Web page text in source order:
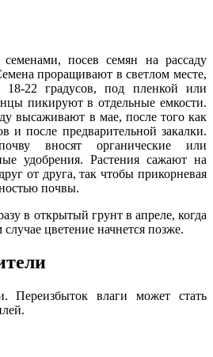
посев семян на рассаду
проращивают в светлом месте,
18-22 градусов, под пленкой или
пикируют в отдельные емкости.
высаживают в мае, после того как
и после предварительной закалки.
вносят органические или
удобрения. Растения сажают на
от друга, так чтобы прикорневая
почвы.
в открытый грунт в апреле, когда
цветение начнется позже.
Переизбыток влаги может стать